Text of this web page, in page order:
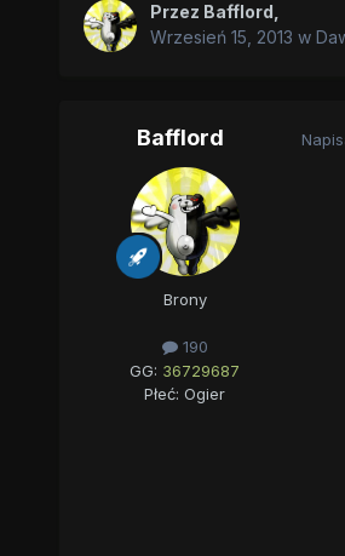
Przez Bafflord
Wrzesień 15, 2013 w
Bafflord
Brony
190
GG: 36729687
Płeć: Ogier